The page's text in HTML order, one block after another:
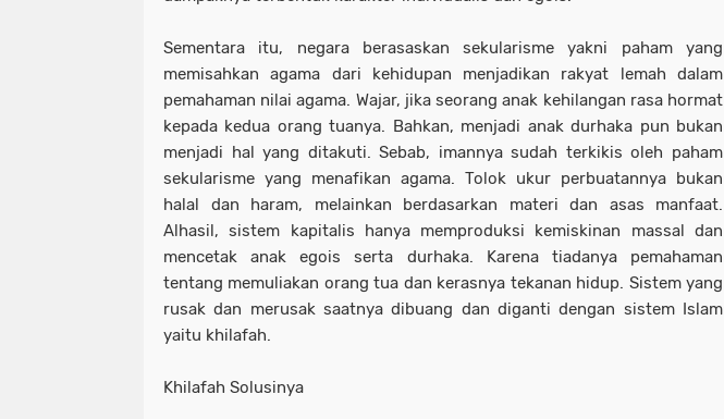
Sementara itu, negara berasaskan sekularisme yakni paham yang
memisahkan agama dari kehidupan menjadikan rakyat lemah dalam
pemahaman nilai agama. Wajar, jika seorang anak kehilangan rasa hormat
kepada kedua orang tuanya. Bahkan, menjadi anak durhaka pun bukan
menjadi hal yang ditakuti. Sebab, imannya sudah terkikis oleh paham
sekularisme yang menafikan agama. Tolok ukur perbuatannya bukan
halal dan haram, melainkan berdasarkan materi dan asas manfaat.
Alhasil, sistem kapitalis hanya memproduksi kemiskinan massal dan
mencetak anak egois serta durhaka. Karena tiadanya pemahaman
tentang memuliakan orang tua dan kerasnya tekanan hidup. Sistem yang
rusak dan merusak saatnya dibuang dan diganti dengan sistem Islam
yaitu khilafah.
Khilafah Solusinya